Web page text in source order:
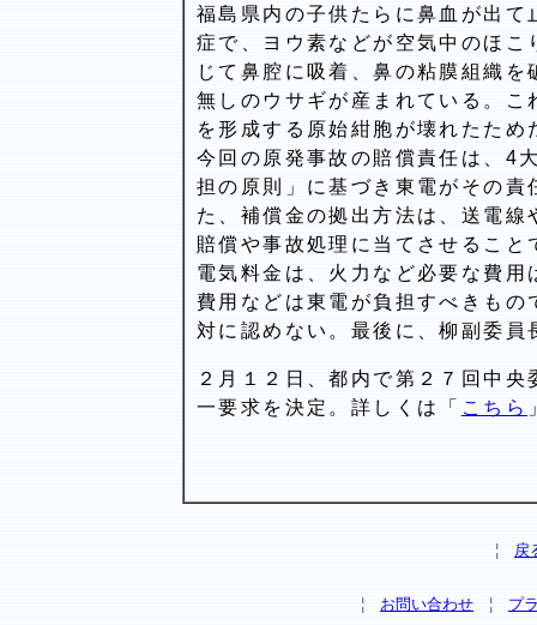
福島県内の子供たらに鼻血が出
症で、ヨウ素などが空気中のほ
じて鼻腔に吸着、鼻の粘膜組織
無しのウサギが産まれている。
を形成する原始紺胞が壊れたため
今回の原発事故の賠償責任は、4
担の原則」に基づき東電がその
た、補償金の拠出方法は、送電
賠償や事故処理に当てさせるこ
電気料金は、火力など必要な費
費用などは東電が負担すべきも
対に認めない。最後に、柳副委員
２月１２日、都内で第２７回中
一要求を決定。詳しくは「 こちら
¦ 戻
¦ お問い合わせ ¦ プ